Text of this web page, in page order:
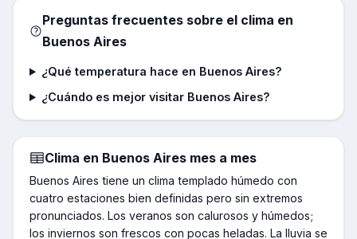
Preguntas frecuentes sobre el clima en
Buenos Aires
¿Qué temperatura hace en Buenos Aires?
¿Cuándo es mejor visitar Buenos Aires?
Clima en Buenos Aires mes a mes
Buenos Aires tiene un clima templado húmedo con
cuatro estaciones bien definidas pero sin extremos
pronunciados. Los veranos son calurosos y húmedos;
los inviernos son frescos con pocas heladas. La lluvia se